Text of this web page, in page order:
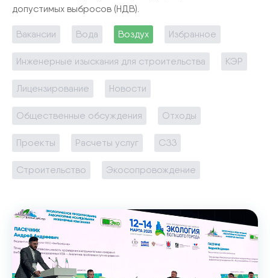
допустимых выбросов (НДВ).
Вакансии Вода Воздух Избранное
Инженерные изыскания для строительства КЭР
Лицензирование Новости
Общественные обсуждения Отходы
Проекты Расчеты услуг СЗЗ
Строительство Экосопровождение